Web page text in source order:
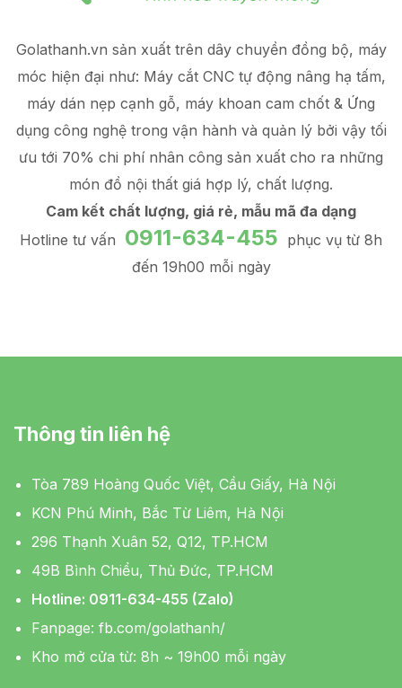
Golathanh.vn sản xuất trên dây chuyền đồng bộ, máy
móc hiện đại như: Máy cắt CNC tự động nâng hạ tấm,
máy dán nẹp cạnh gỗ, máy khoan cam chốt & Ứng
dụng công nghệ trong vận hành và quản lý bởi vậy tối
ưu tới 70% chi phí nhân công sản xuất cho ra những
món đồ nội thất giá hợp lý, chất lượng.
Cam kết chất lượng, giá rẻ, mẫu mã đa dạng
Hotline tư vấn 0911-634-455 phục vụ từ 8h
đến 19h00 mỗi ngày
Thông tin liên hệ
Tòa 789 Hoàng Quốc Việt, Cầu Giấy, Hà Nội
KCN Phú Minh, Bắc Từ Liêm, Hà Nội
296 Thạnh Xuân 52, Q12, TP.HCM
49B Bình Chiểu, Thủ Đức, TP.HCM
Hotline: 0911-634-455 (Zalo)
Fanpage: fb.com/golathanh/
Kho mở cửa từ: 8h ~ 19h00 mỗi ngày